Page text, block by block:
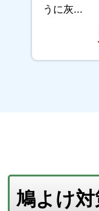
うに灰...
鳩よけ